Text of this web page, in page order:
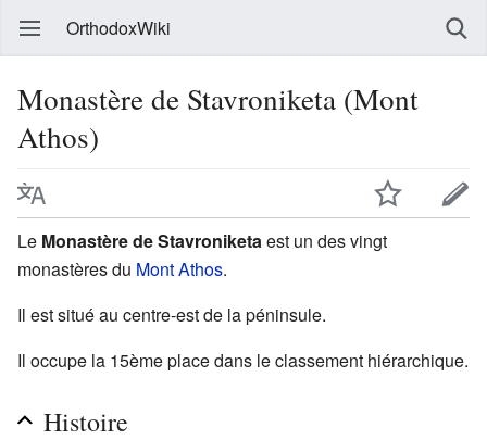
OrthodoxWiki
Monastère de Stavroniketa (Mont
Athos)
Le Monastère de Stavroniketa est un des vingt
monastères du Mont Athos.
Il est situé au centre-est de la péninsule.
Il occupe la 15ème place dans le classement hiérarchique.
Histoire